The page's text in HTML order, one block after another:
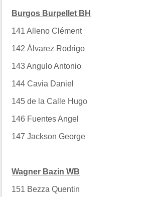
Burgos Burpellet BH
141 Alleno Clément
142 Álvarez Rodrigo
143 Angulo Antonio
144 Cavia Daniel
145 de la Calle Hugo
146 Fuentes Angel
147 Jackson George
Wagner Bazin WB
151 Bezza Quentin